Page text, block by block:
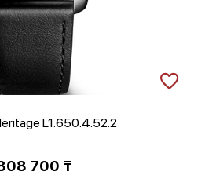
L1.650.4.52.2
700 ₸